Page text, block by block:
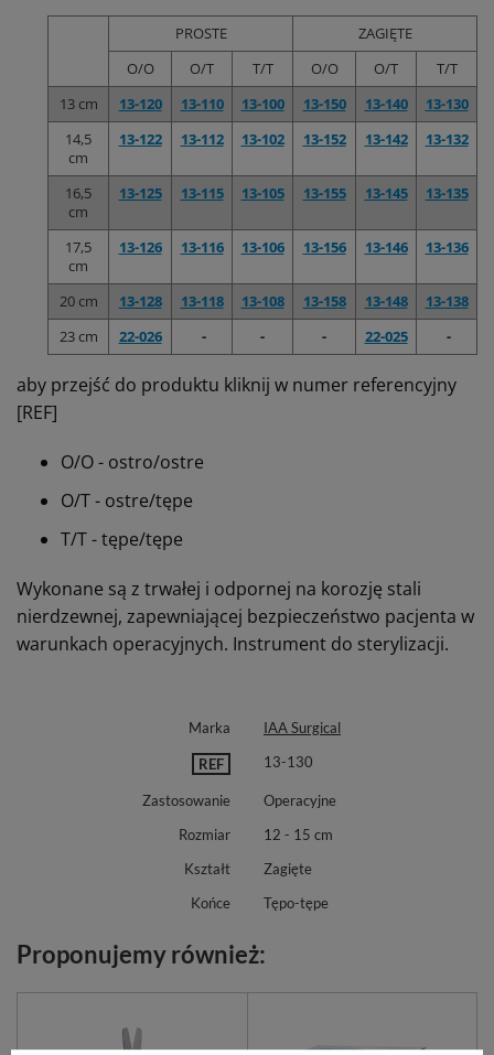
PROSTE
ZAGIĘTE
O/O
O/T T/T O/O O/T
T/T
13 cm
13-120 13-110 13-100 13-150 13-140
13-130
14,5
cm
13-122 13-112 13-102 13-152 13-142 13-132
16,5
cm
13-125 13-115 13-105 13-155 13-145 13-135
17,5
cm
13-126 13-116 13-106 13-156 13-146 13-136
20 cm 13-128 13-118 13-108 13-158 13-148
13-138
23 cm
22-026 - - - 22-025 -
aby przejść do produktu kliknij w numer referencyjny
[REF]
O/O - ostro/ostre
O/T - ostre/tępe
T/T - tępe/tępe
Wykonane są z trwałej i odpornej na korozję stali
nierdzewnej, zapewniającej bezpieczeństwo pacjenta w
warunkach operacyjnych. Instrument do sterylizacji.
Marka IAA Surgical
REF 13-130
Zastosowanie
Operacyjne
Rozmiar
12 - 15 cm
Kształt
Zagięte
Końce
Tępo-tępe
Proponujemy również: